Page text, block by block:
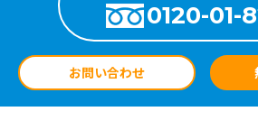
0120-01-
お問い合わせ